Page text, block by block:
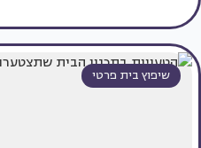
שיפוץ בית פרטי